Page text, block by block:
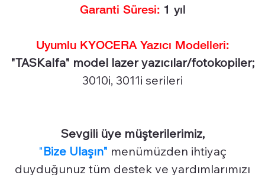
Garanti Süresi: 1 yıl
Uyumlu KYOCERA Yazıcı Modelleri:
"TASKalfa" model lazer yazıcılar/fotokopiler;
3010i, 3011i serileri
Sevgili üye müşterilerimiz,
"Bize Ulaşın" menümüzden ihtiyaç
duyduğunuz tüm destek ve yardımlarımızı